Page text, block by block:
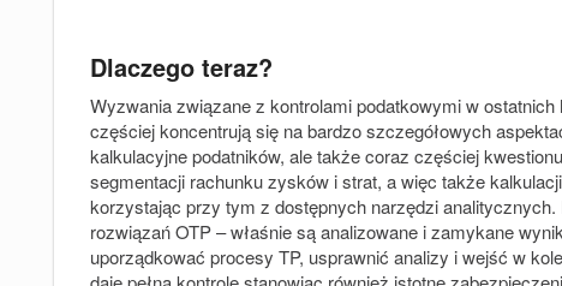
Dlaczego teraz?
Wyzwania związane z kontrolami podatkowymi w
częściej koncentrują się na bardzo szczegółowych
kalkulacyjne podatników, ale także coraz częściej
segmentacji rachunku zysków i strat, a więc także
korzystając przy tym z dostępnych narzędzi
rozwiązań OTP – właśnie są analizowane i zamykane
uporządkować procesy TP, usprawnić analizy i wejść w